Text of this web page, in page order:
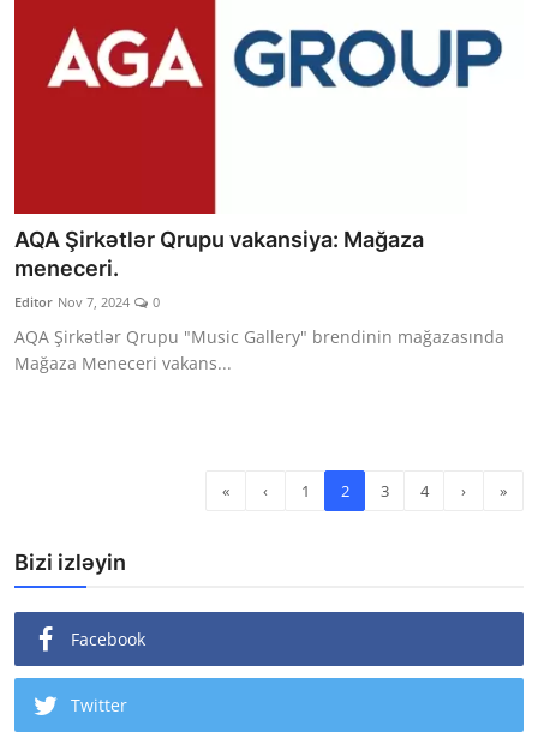
AQA Şirkətlər Qrupu vakansiya: Mağaza
meneceri.
Editor Nov 7, 2024 0
AQA Şirkətlər Qrupu "Music Gallery" brendinin mağazasında
Mağaza Meneceri vakans...
« ‹ 1 2 3 4 › »
Bizi izləyin
Facebook
Twitter